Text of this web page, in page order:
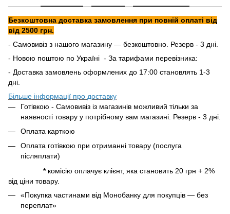
Безкоштовна доставка замовлення при повній оплаті від
від 2500 грн.
- Самовивіз з нашого магазину — безкоштовно. Резерв - 3 дні.
- Новою поштою по Україні - За тарифами перевізника:
- Доставка замовлень оформлених до 17:00 становлять 1-3
дні.
Більше інформації про доставку
Готівкою - Самовивіз із магазинів можливий тільки за
наявності товару у потрібному вам магазині. Резерв - 3 дні.
Оплата карткою
Оплата готівкою при отриманні товару (послуга
післяплати)
* комісію оплачує клієнт, яка становить 20 грн + 2%
від ціни товару.
«Покупка частинами від Монобанку для покупців — без
переплат»